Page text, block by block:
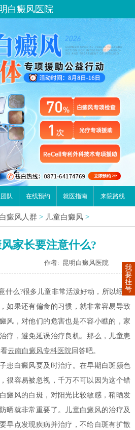
白癜风医院
队 在线预约 就医指南 来院路线
白癜风人群 > 儿童白癜风 >
家长要注意什么?
作者: 昆明白癜风医院
么?很多儿童非常活泼好动，所以经常
如果还有偏食的习惯，就非常容易导致
风，对他们的危害也是不容小瞧的，家
疗，避免延误治疗良机。那么，儿童患
云南白癜风专科医院回答吧。
白癜风要及时治疗。在早期白斑颜色
很容易被忽视，千万不可以因为这个错
癜风的白斑，对阳光比较敏感，稍晒发
晒就非常重要了。
儿童白癜风的治疗及
早点发现疾病并治疗，不给白斑有扩散
我
要
挂
号